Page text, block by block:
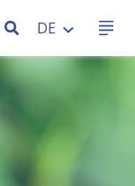
SEARCH
DE